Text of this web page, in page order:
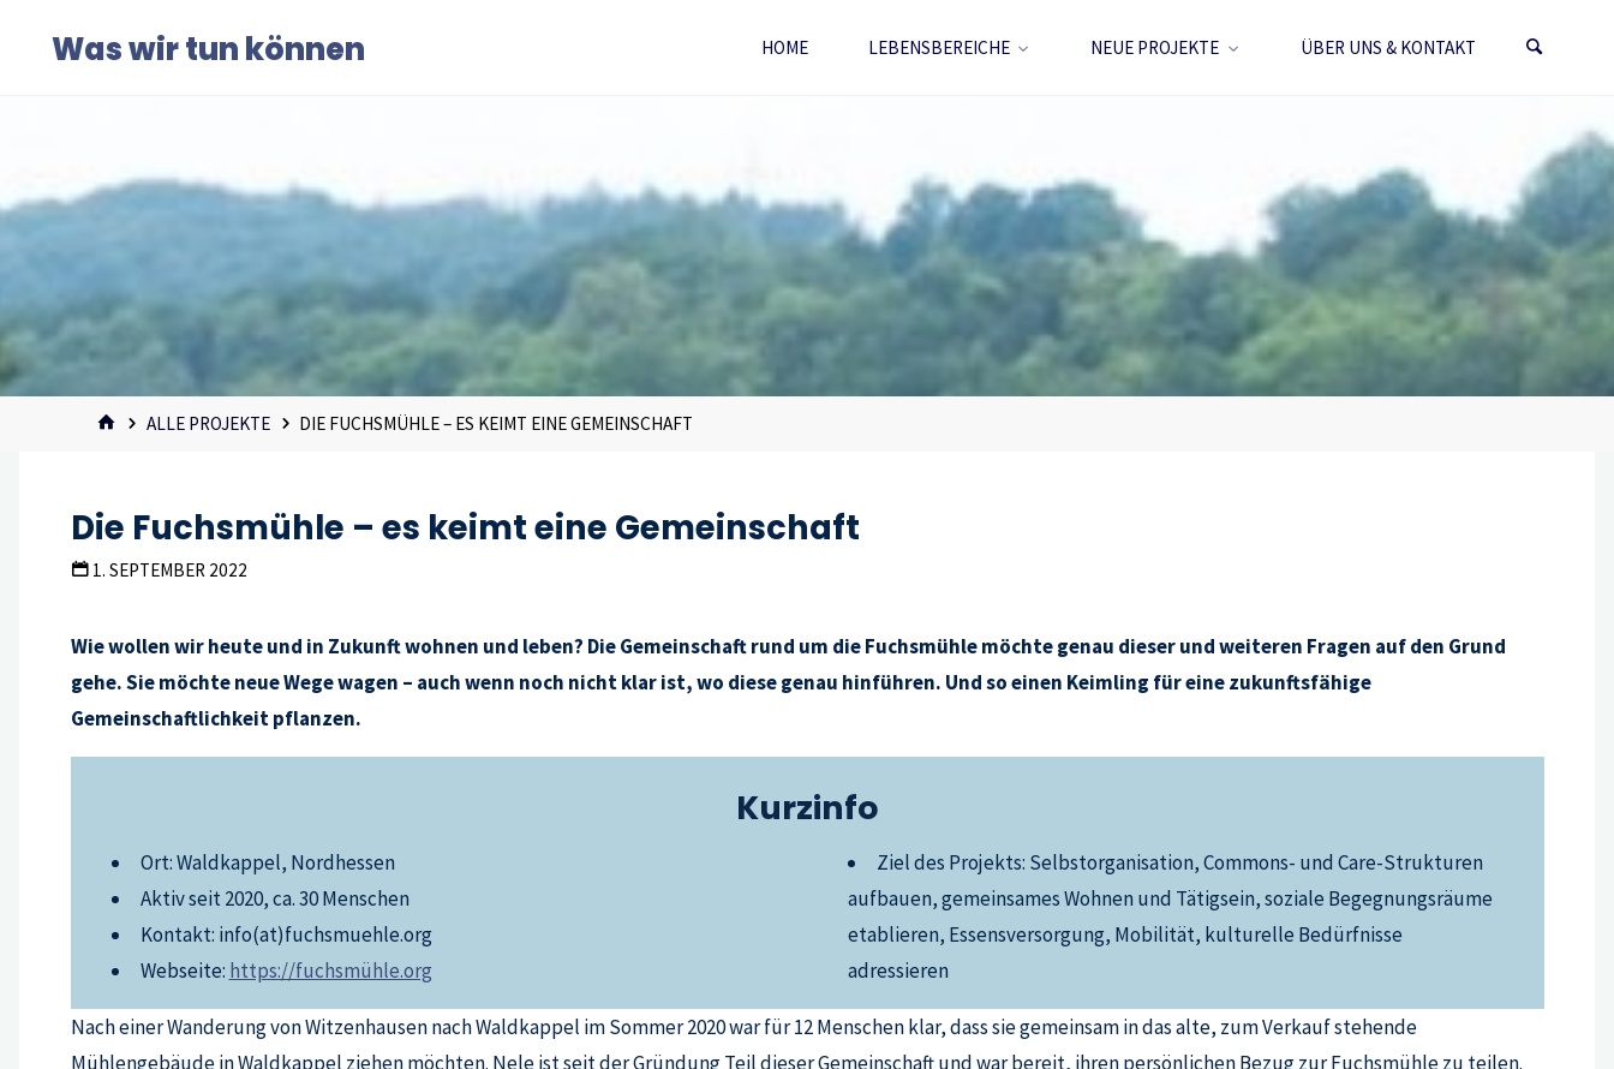
Was wir tun können HOME LEBENSBEREICHE NEUE PROJEKTE ÜBER UNS & KONTAKT
STARTALLE PROJEKTE DIE FUCHSMÜHLE – ES KEIMT EINE GEMEINSCHAFT
Die Fuchsmühle – es keimt eine Gemeinschaft
1. SEPTEMBER 2022
Wie wollen wir heute und in Zukunft wohnen und leben? Die Gemeinschaft rund um die Fuchsmühle möchte genau dieser und weiteren Fragen auf den Grund
gehe. Sie möchte neue Wege wagen – auch wenn noch nicht klar ist, wo diese genau hinführen. Und so einen Keimling für eine zukunftsfähige
Gemeinschaftlichkeit pflanzen.
Kurzinfo
Ort: Waldkappel, Nordhessen
Aktiv seit 2020, ca. 30 Menschen
Kontakt: info(at)fuchsmuehle.org
Webseite: https://fuchsmühle.org
Ziel des Projekts: Selbstorganisation, Commons- und Care-Strukturen
aufbauen, gemeinsames Wohnen und Tätigsein, soziale Begegnungsräume
etablieren, Essensversorgung, Mobilität, kulturelle Bedürfnisse
adressieren
Nach einer Wanderung von Witzenhausen nach Waldkappel im Sommer 2020 war für 12 Menschen klar, dass sie gemeinsam in das alte, zum Verkauf stehende
Mühlengebäude in Waldkappel ziehen möchten. Nele ist seit der Gründung Teil dieser Gemeinschaft und war bereit, ihren persönlichen Bezug zur Fuchsmühle zu teilen.